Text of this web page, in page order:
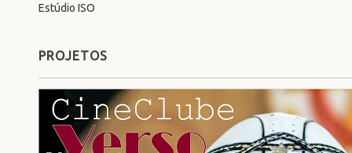
Estúdio ISO
PROJETOS